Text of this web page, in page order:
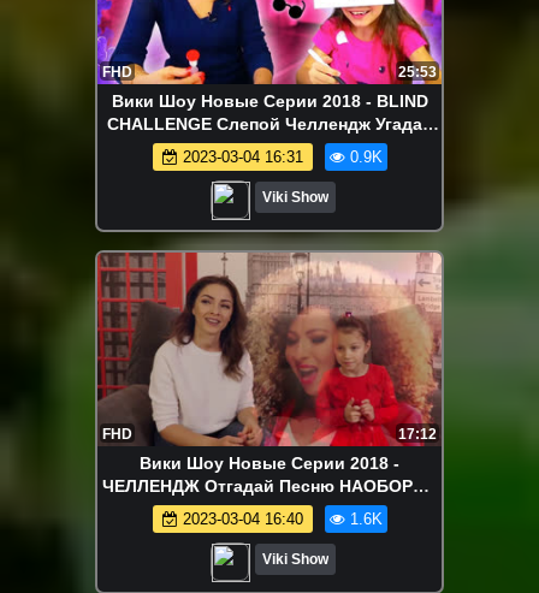
FHD 25:53
Вики Шоу Новые Серии 2018 - BLIND
CHALLENGE Слепой Челлендж Угадай
Что у Меня на Лбу Вика против Мамы ///
Вики Шоу
2023-03-04 16:31 0.9K
Viki Show
FHD 17:12
Вики Шоу Новые Серии 2018 -
ЧЕЛЛЕНДЖ Отгадай Песню НАОБОРОТ
c Новыми ХИТАМИ вместе с Элджей
Бандерос Ханна / Вики Шоу
2023-03-04 16:40 1.6K
Viki Show